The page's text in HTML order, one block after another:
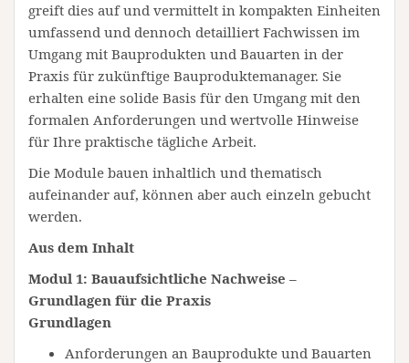
greift dies auf und vermittelt in kompakten Einheiten
umfassend und dennoch detailliert Fachwissen im
Umgang mit Bauprodukten und Bauarten in der
Praxis für zukünftige Bauproduktemanager. Sie
erhalten eine solide Basis für den Umgang mit den
formalen Anforderungen und wertvolle Hinweise
für Ihre praktische tägliche Arbeit.
Die Module bauen inhaltlich und thematisch
aufeinander auf, können aber auch einzeln gebucht
werden.
Aus dem Inhalt
Modul 1: Bauaufsichtliche Nachweise –
Grundlagen für die Praxis
Grundlagen
Anforderungen an Bauprodukte und Bauarten